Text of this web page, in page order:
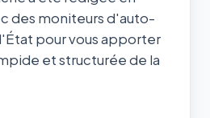
des moniteurs d'auto-
pour vous apporter
et structurée de la